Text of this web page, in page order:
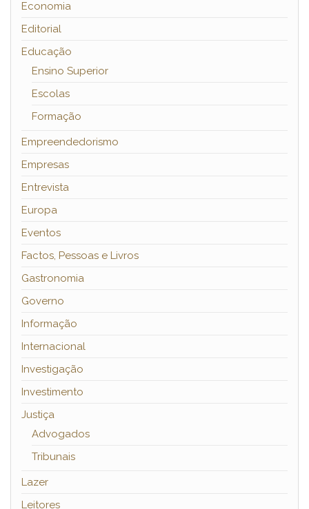
Economia
Editorial
Educação
Ensino Superior
Escolas
Formação
Empreendedorismo
Empresas
Entrevista
Europa
Eventos
Factos, Pessoas e Livros
Gastronomia
Governo
Informação
Internacional
Investigação
Investimento
Justiça
Advogados
Tribunais
Lazer
Leitores